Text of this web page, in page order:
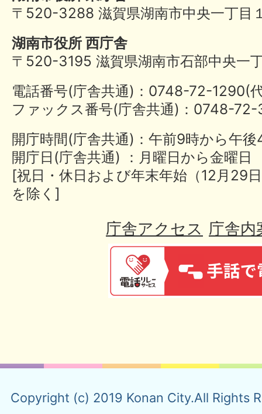
〒520-3288 滋賀県湖南市中央一丁目
湖南市役所 西庁舎
〒520-3195 滋賀県湖南市石部中央一
電話番号(庁舎共通)：0748-72-
ファックス番号(庁舎共通)：0748-
開庁時間(庁舎共通)：午前9時から午
開庁日(庁舎共通) ：月曜日から金曜日
[祝日・休日および年末年始（12月29
を除く]
庁舎アクセス 庁舎内
Copyright (c) 2019 Konan City.All Rights